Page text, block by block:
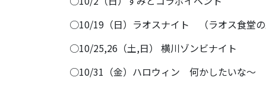
○10/19（日）ラオスナイト （ラオス食堂の
○10/25,26（土,日） 横川ゾンビナイト
○10/31（金）ハロウィン 何かしたいな〜